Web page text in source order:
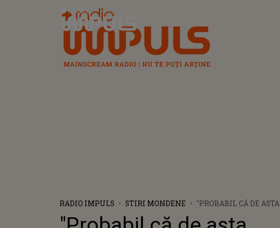
Radio Impuls
RADIO IMPULS STIRI MONDENE
"PROBABIL CĂ DE ASTA
MĂRITAT". SUFERINȚA